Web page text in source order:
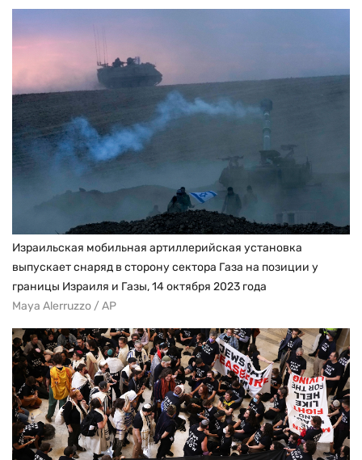
Израильская мобильная артиллерийская установка
выпускает снаряд в сторону сектора Газа на позиции у
границы Израиля и Газы, 14 октября 2023 года
Maya Alerruzzo / AP